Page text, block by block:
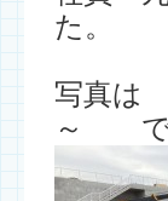
た。
写真は
～ で